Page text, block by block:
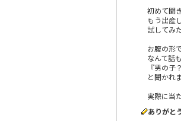
初めて聞
もう出産
試してみ
お腹の形
なんて話
『男の子
と聞かれ
実際に当
ありがと